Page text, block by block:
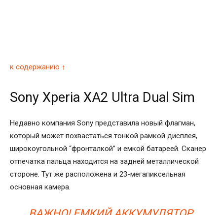
к содержанию ↑
Sony Xperia XA2 Ultra Dual Sim
Недавно компания Sony представила новый флагман,
который может похвастаться тонкой рамкой дисплея,
широкоугольной “фронталкой” и емкой батареей. Сканер
отпечатка пальца находится на задней металлической
стороне. Тут же расположена и 23-мегапиксельная
основная камера.